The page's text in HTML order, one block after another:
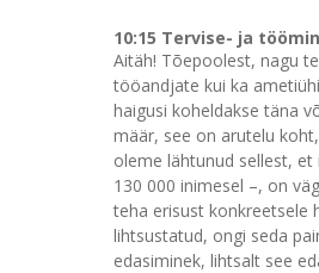
10:15 Tervise- ja
Aitäh! Tõepoolest, nagu
tööandjate kui ka
haigusi koheldakse täna
määr, see on arutelu
oleme lähtunud sellest,
130 000 inimesel –, on
teha erisust konkreetsele
lihtsustatud, ongi seda
edasiminek, lihtsalt see